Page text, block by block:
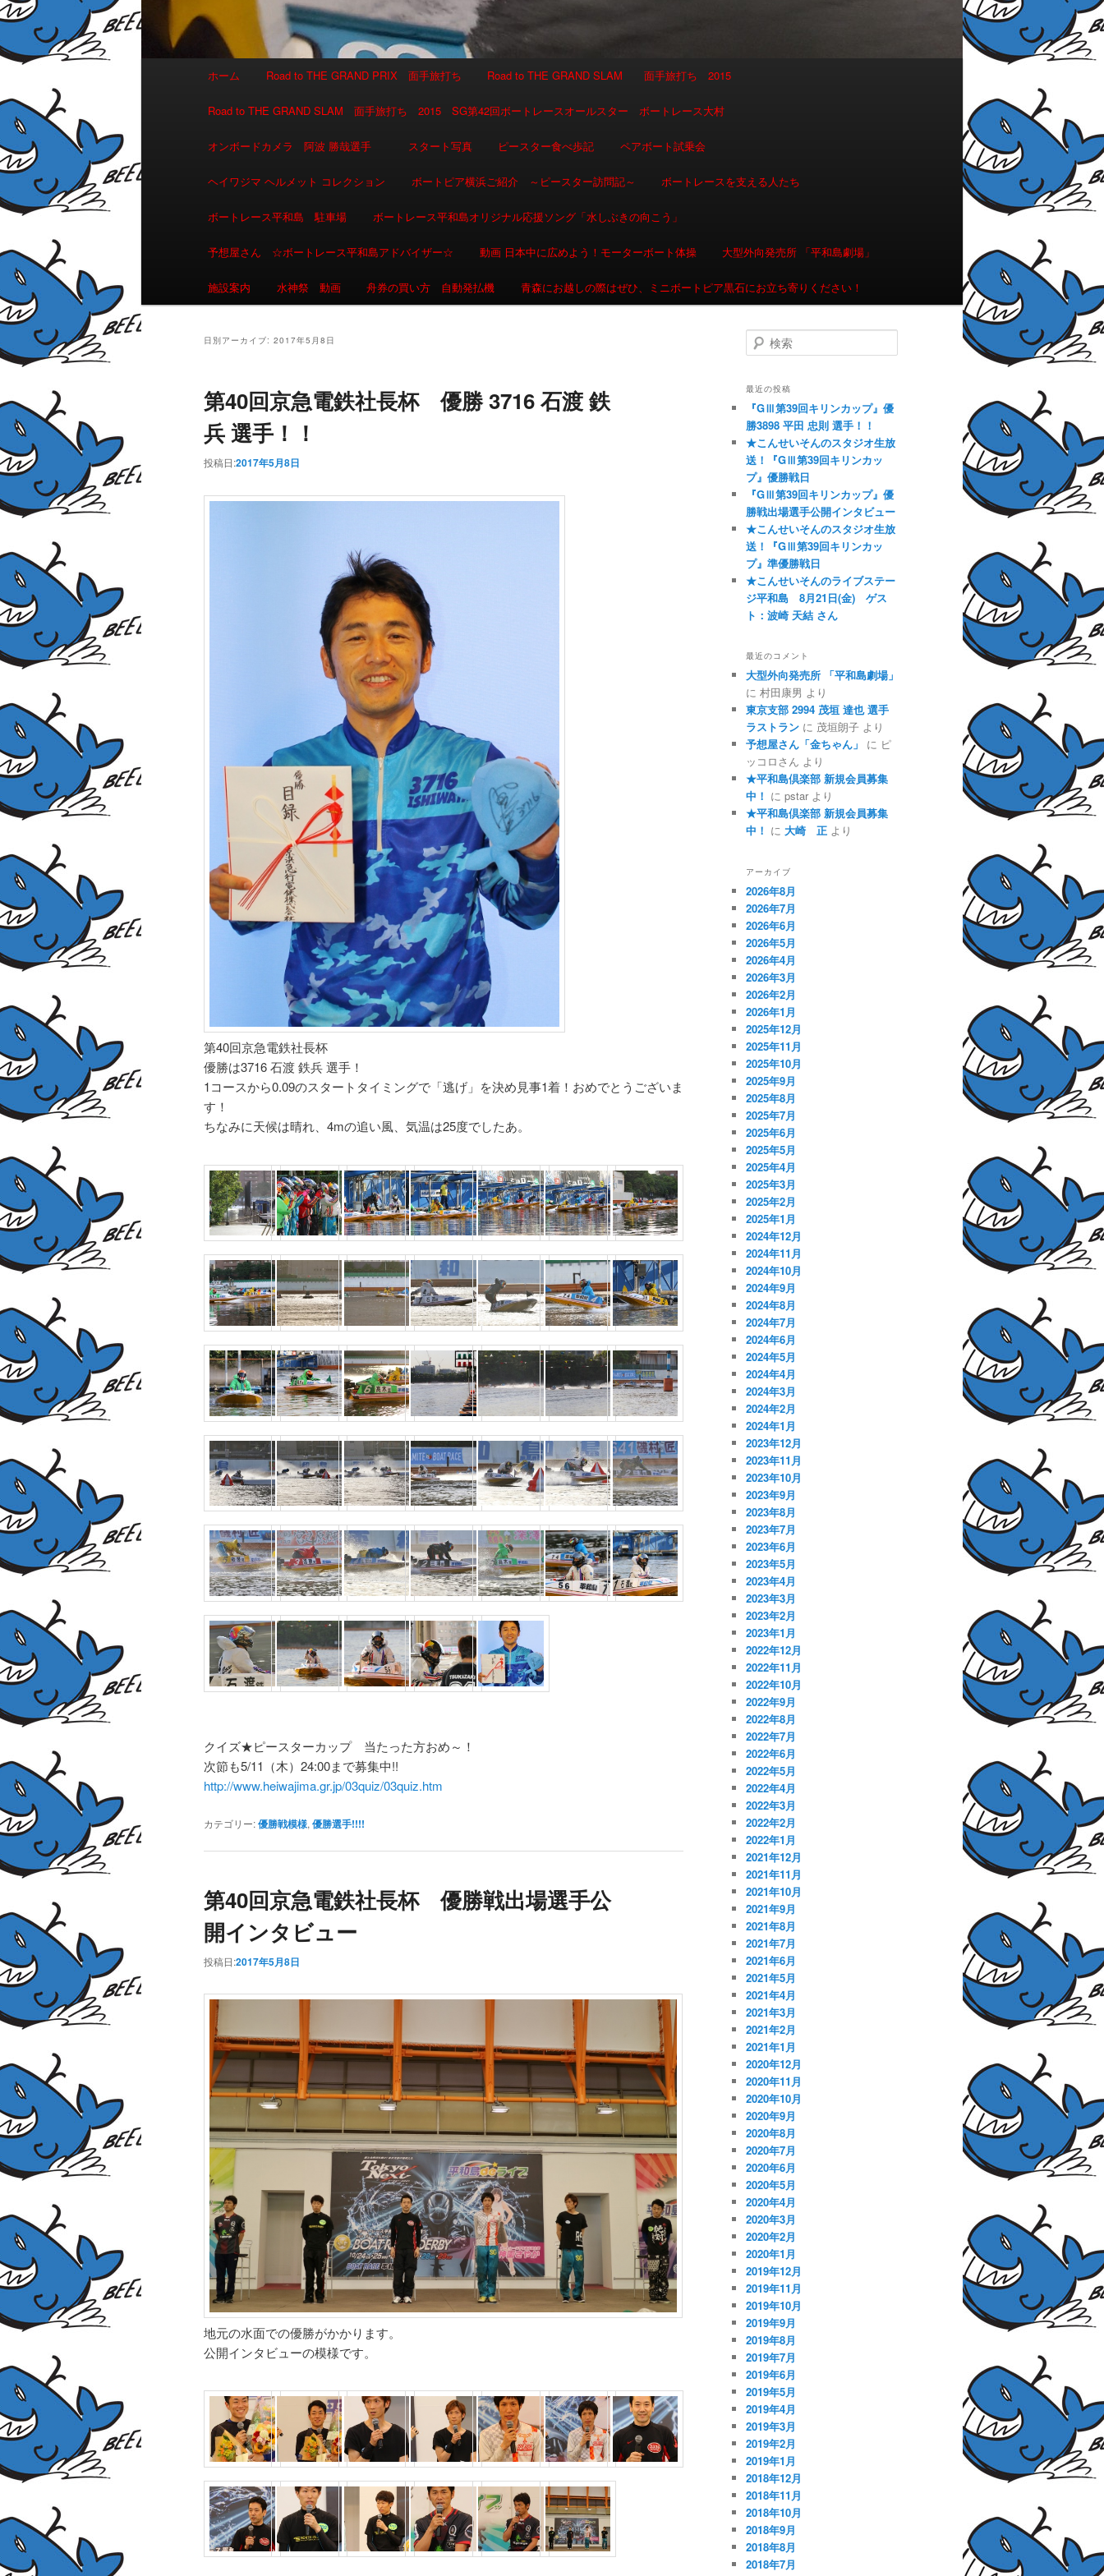
メインコンテンツへ移動
サブコンテンツへ移動
ホーム Road to THE GRAND PRIX 面手旅打ち Road to THE GRAND SLAM 面手旅打ち 2015
Road to THE GRAND SLAM 面手旅打ち 2015 SG第42回ボートレースオールスター ボートレース大村
オンボードカメラ 阿波 勝哉選手 スタート写真 ピースター食べ歩記 ペアボート試乗会
ヘイワジマ ヘルメット コレクション ボートピア横浜ご紹介 ～ピースター訪問記～ ボートレースを支える人たち
ボートレース平和島 駐車場 ボートレース平和島オリジナル応援ソング「水しぶきの向こう」
予想屋さん ☆ボートレース平和島アドバイザー☆ 動画 日本中に広めよう！モーターボート体操 大型外向発売所 「平和島劇場」
施設案内 水神祭 動画 舟券の買い方 自動発払機 青森にお越しの際はぜひ、ミニボートピア黒石にお立ち寄りください！
日別アーカイブ: 2017年5月8日
第40回京急電鉄社長杯 優勝 3716 石渡 鉄
兵 選手！！
投稿日:2017年5月8日
第40回京急電鉄社長杯
優勝は3716 石渡 鉄兵 選手！
1コースから0.09のスタートタイミングで「逃げ」を決め見事1着！おめでとうございま
す！
ちなみに天候は晴れ、4mの追い風、気温は25度でしたあ。
クイズ★ピースターカップ 当たった方おめ～！
次節も5/11（木）24:00まで募集中!!
http://www.heiwajima.gr.jp/03quiz/03quiz.htm
カテゴリー:優勝戦模様, 優勝選手!!!!
第40回京急電鉄社長杯 優勝戦出場選手公
開インタビュー
投稿日:2017年5月8日
地元の水面での優勝がかかります。
公開インタビューの模様です。
検索
最近の投稿
『GⅢ第39回キリンカップ』優
勝3898 平田 忠則 選手！！
★こんせいそんのスタジオ生放
送！『GⅢ第39回キリンカッ
プ』優勝戦日
『GⅢ第39回キリンカップ』優
勝戦出場選手公開インタビュー
★こんせいそんのスタジオ生放
送！『GⅢ第39回キリンカッ
プ』準優勝戦日
★こんせいそんのライブステー
ジ平和島 8月21日(金) ゲス
ト：波崎 天結 さん
最近のコメント
大型外向発売所 「平和島劇場」
に 村田康男 より
東京支部 2994 茂垣 達也 選手
ラストラン に 茂垣朗子 より
予想屋さん「金ちゃん」
に ピ
ッコロさん より
★平和島倶楽部 新規会員募集
中！ に pstar より
★平和島倶楽部 新規会員募集
中！ に 大崎 正 より
アーカイブ
2026年8月
2026年7月
2026年6月
2026年5月
2026年4月
2026年3月
2026年2月
2026年1月
2025年12月
2025年11月
2025年10月
2025年9月
2025年8月
2025年7月
2025年6月
2025年5月
2025年4月
2025年3月
2025年2月
2025年1月
2024年12月
2024年11月
2024年10月
2024年9月
2024年8月
2024年7月
2024年6月
2024年5月
2024年4月
2024年3月
2024年2月
2024年1月
2023年12月
2023年11月
2023年10月
2023年9月
2023年8月
2023年7月
2023年6月
2023年5月
2023年4月
2023年3月
2023年2月
2023年1月
2022年12月
2022年11月
2022年10月
2022年9月
2022年8月
2022年7月
2022年6月
2022年5月
2022年4月
2022年3月
2022年2月
2022年1月
2021年12月
2021年11月
2021年10月
2021年9月
2021年8月
2021年7月
2021年6月
2021年5月
2021年4月
2021年3月
2021年2月
2021年1月
2020年12月
2020年11月
2020年10月
2020年9月
2020年8月
2020年7月
2020年6月
2020年5月
2020年4月
2020年3月
2020年2月
2020年1月
2019年12月
2019年11月
2019年10月
2019年9月
2019年8月
2019年7月
2019年6月
2019年5月
2019年4月
2019年3月
2019年2月
2019年1月
2018年12月
2018年11月
2018年10月
2018年9月
2018年8月
2018年7月